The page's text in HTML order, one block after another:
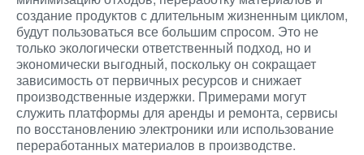
создание продуктов с длительным жизненным циклом,
будут пользоваться все большим спросом. Это не
только экологически ответственный подход, но и
экономически выгодный, поскольку он сокращает
зависимость от первичных ресурсов и снижает
производственные издержки. Примерами могут
служить платформы для аренды и ремонта, сервисы
по восстановлению электроники или использование
переработанных материалов в производстве.